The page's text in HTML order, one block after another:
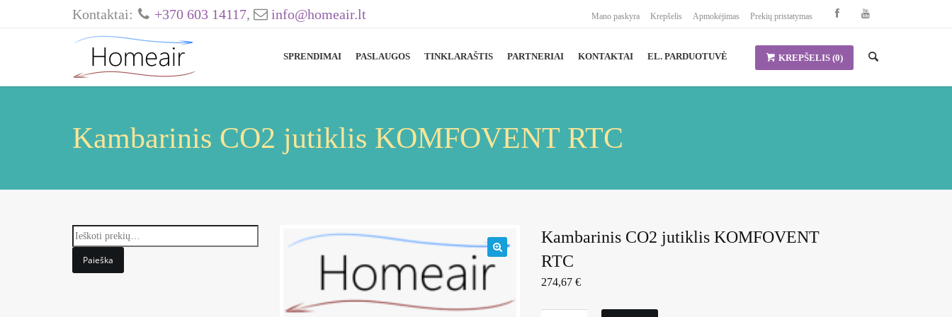
Kontaktai: +370 603 14117, info@homeair.lt Mano paskyra Krepšelis Apmokėjimas Prekių pristatymas
SPRENDIMAI PASLAUGOS TINKLARAŠTIS PARTNERIAI KONTAKTAI EL. PARDUOTUVĖ KREPŠELIS (0)
Kambarinis CO2 jutiklis KOMFOVENT RTC
🔍
Kambarinis CO2 jutiklis KOMFOVENT
RTC
274,67 €
Paieška